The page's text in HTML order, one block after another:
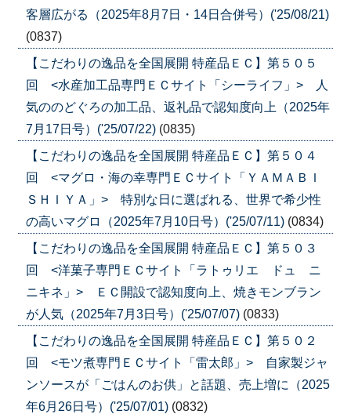
客層広がる（2025年8月7日・14日合併号）('25/08/21)
(0837)
【こだわりの逸品を全国展開 特産品ＥＣ】第５０５
回 <水産加工品専門ＥＣサイト「シーライフ」> 人
気ののどぐろの加工品、返礼品で認知度向上（2025年
7月17日号）('25/07/22) (0835)
【こだわりの逸品を全国展開 特産品ＥＣ】第５０４
回 <マグロ・海の幸専門ＥＣサイト「ＹＡＭＡＢＩ
ＳＨＩＹＡ」> 特別な日に選ばれる、世界で希少性
の高いマグロ（2025年7月10日号）('25/07/11) (0834)
【こだわりの逸品を全国展開 特産品ＥＣ】第５０３
回 <洋菓子専門ＥＣサイト「ラトゥリエ ドュ ニ
ニキネ」> ＥＣ開設で認知度向上、焼きモンブラン
が人気（2025年7月3日号）('25/07/07) (0833)
【こだわりの逸品を全国展開 特産品ＥＣ】第５０２
回 <モツ煮専門ＥＣサイト「雷太郎」> 自家製ジャ
ンソースが「ごはんのお供」と話題、売上増に（2025
年6月26日号）('25/07/01) (0832)